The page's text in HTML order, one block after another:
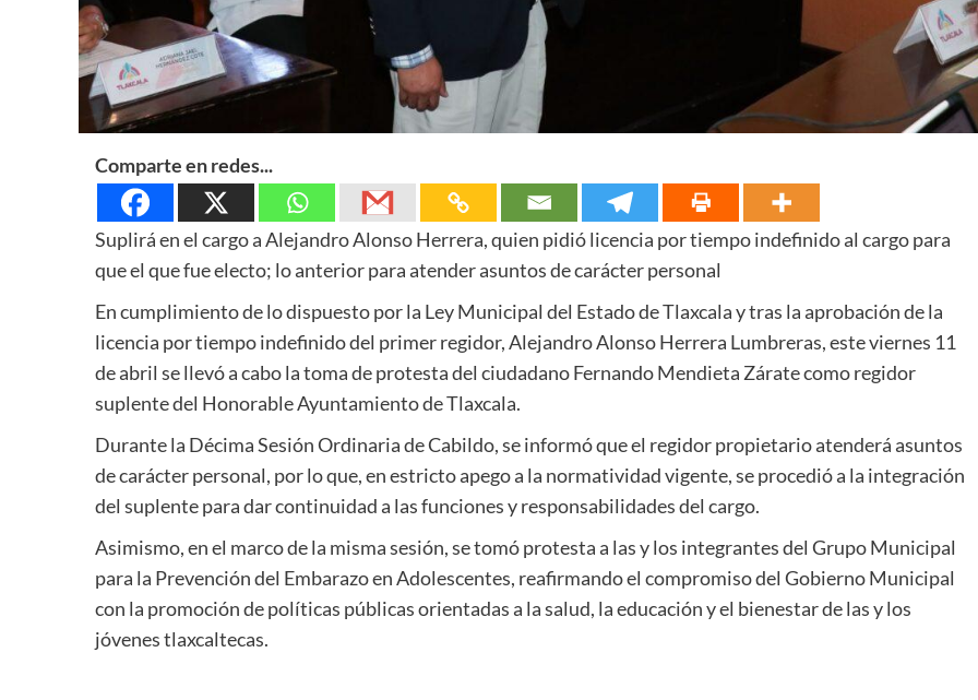
Comparte en redes...
Suplirá en el cargo a Alejandro Alonso Herrera, quien pidió licencia por tiempo indefinido al cargo para
que el que fue electo; lo anterior para atender asuntos de carácter personal
En cumplimiento de lo dispuesto por la Ley Municipal del Estado de Tlaxcala y tras la aprobación de la
licencia por tiempo indefinido del primer regidor, Alejandro Alonso Herrera Lumbreras, este viernes 11
de abril se llevó a cabo la toma de protesta del ciudadano Fernando Mendieta Zárate como regidor
suplente del Honorable Ayuntamiento de Tlaxcala.
Durante la Décima Sesión Ordinaria de Cabildo, se informó que el regidor propietario atenderá asuntos
de carácter personal, por lo que, en estricto apego a la normatividad vigente, se procedió a la integración
del suplente para dar continuidad a las funciones y responsabilidades del cargo.
Asimismo, en el marco de la misma sesión, se tomó protesta a las y los integrantes del Grupo Municipal
para la Prevención del Embarazo en Adolescentes, reafirmando el compromiso del Gobierno Municipal
con la promoción de políticas públicas orientadas a la salud, la educación y el bienestar de las y los
jóvenes tlaxcaltecas.